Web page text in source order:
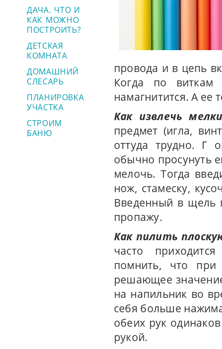
ДАЧА. ЧТО И
КАК МОЖНО
ПОСТРОИТЬ?
ДЕТСКАЯ
КОМНАТА
ДОМАШНИЙ
СЛЕСАРЬ
ПЛАНИРОВКА
УЧАСТКА
СТРОИМ
БАНЮ
провода и в цепь
Когда по виткам
намагнитится. А ее
Как извлечь
предмет (игла,
оттуда трудно. Г
обычно просунуть
мелочь. Тогда
нож, стамеску,
Введенный в щель
пропажу.
Как пилить
часто
помнить, что при
решающее
на напильник во
себя больше
обеих рук
рукой.